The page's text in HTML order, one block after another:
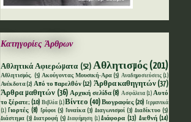
Κατηγορίες Άρθρων
Αθλητικά Αφιερώματα (52) Αθλητισμός (201)
Αθλητισμός. (5) Ακούγοντας Μουσική-Αρα (5) Αναδημοσιεύσεις (1)
Ανέκδοτα(2) Από το παρελθόν (12) Άρθρα καθηγητών (37)
Άρθρα μαθητών (36) Αρχική σελίδα (8) Ασφάλεια (1) Αυτό
το ξέρατε; (10) Βιβλία (1)Βίντεο (40) Βιογραφίες (20)
Γερμανικά
(1)
Γιορτές (8) Γρίφοι (5) Γυναίκα (3) Διαγωνισμοί (3) Διαδίκτυο (5)
Διάστημα (3) Διατροφή (5) Διαφήμηση (1) Διάφορα (13) Διεθνή (14)